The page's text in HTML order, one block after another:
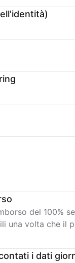
del 100%
una volta che il
i dati